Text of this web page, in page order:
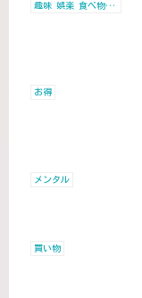
趣味 娯楽 食べ物 旅行
お得
メンタル
買い物